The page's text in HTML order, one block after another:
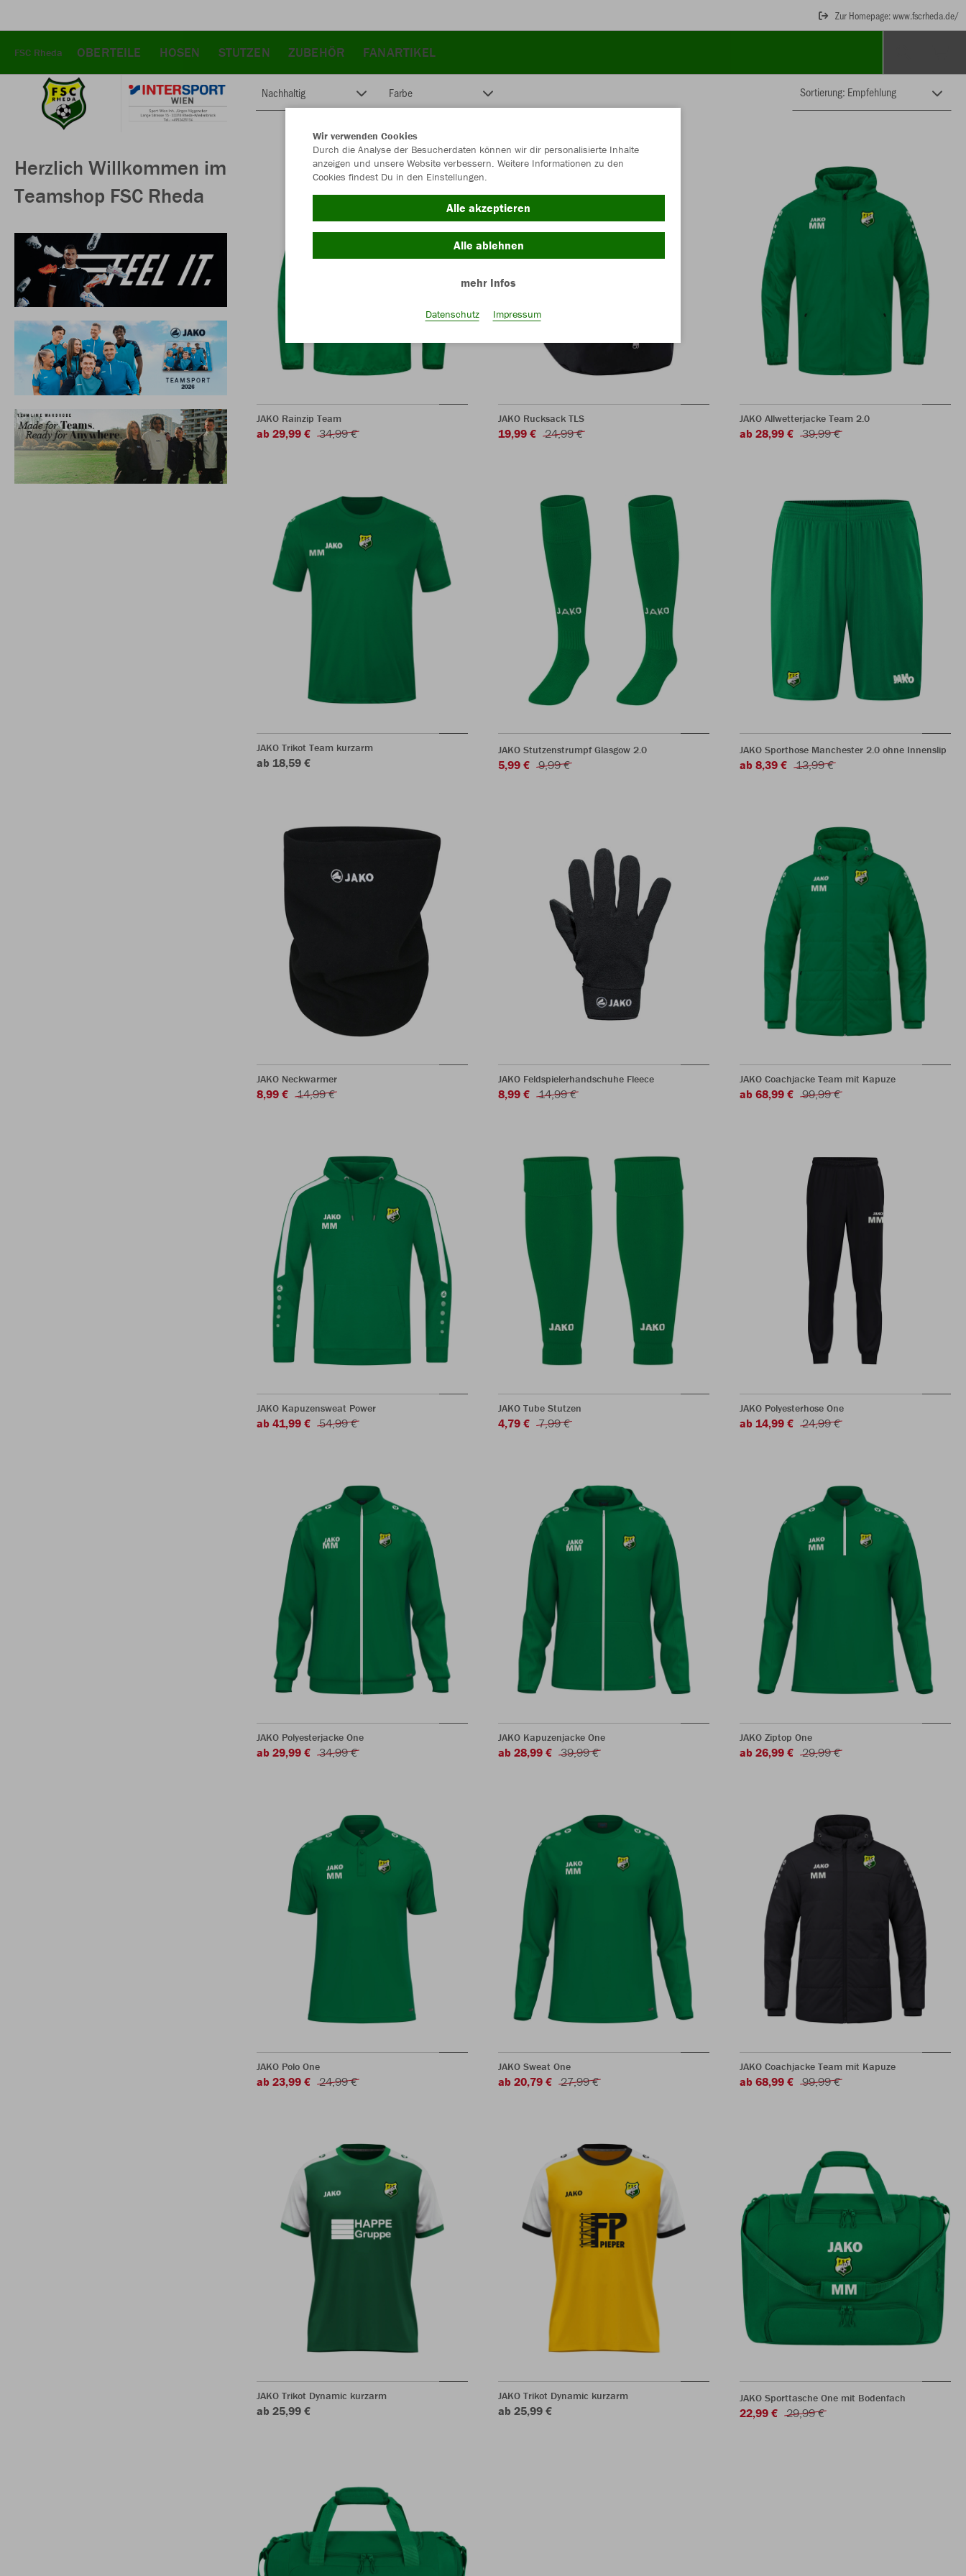
Zur Homepage: www.fscrheda.de/
FSC Rheda OBERTEILE HOSEN STUTZEN ZUBEHÖR FANARTIKEL
Herzlich Willkommen im
Teamshop FSC Rheda
Nachhaltig Farbe
JAKO Rainzip Team
ab 29,99 € 34,99 €
JAKO Rucksack TLS
19,99 € 24,99 €
JAKO Allwetterjacke Team 2.0
ab 28,99 € 39,99 €
JAKO Trikot Team kurzarm
ab 18,59 €
JAKO Stutzenstrumpf Glasgow 2.0
5,99 € 9,99 €
JAKO Sporthose Manchester 2.0 ohne Innenslip
ab 8,39 € 13,99 €
JAKO Neckwarmer
8,99 € 14,99 €
JAKO Feldspielerhandschuhe Fleece
8,99 € 14,99 €
JAKO Coachjacke Team mit Kapuze
ab 68,99 € 99,99 €
JAKO Kapuzensweat Power
ab 41,99 € 54,99 €
JAKO Tube Stutzen
4,79 € 7,99 €
JAKO Polyesterhose One
ab 14,99 € 24,99 €
JAKO Polyesterjacke One
ab 29,99 € 34,99 €
JAKO Kapuzenjacke One
ab 28,99 € 39,99 €
JAKO Ziptop One
ab 26,99 € 29,99 €
JAKO Polo One
ab 23,99 € 24,99 €
JAKO Sweat One
ab 20,79 € 27,99 €
JAKO Coachjacke Team mit Kapuze
ab 68,99 € 99,99 €
JAKO Trikot Dynamic kurzarm
ab 25,99 €
JAKO Trikot Dynamic kurzarm
ab 25,99 €
JAKO Sporttasche One mit Bodenfach
22,99 € 29,99 €
Wir verwenden Cookies
Durch die Analyse der Besucherdaten können wir dir personalisierte Inhalte
anzeigen und unsere Website verbessern. Weitere Informationen zu den
Cookies findest Du in den Einstellungen.
Alle akzeptieren
Alle ablehnen
mehr Infos
Datenschutz Impressum